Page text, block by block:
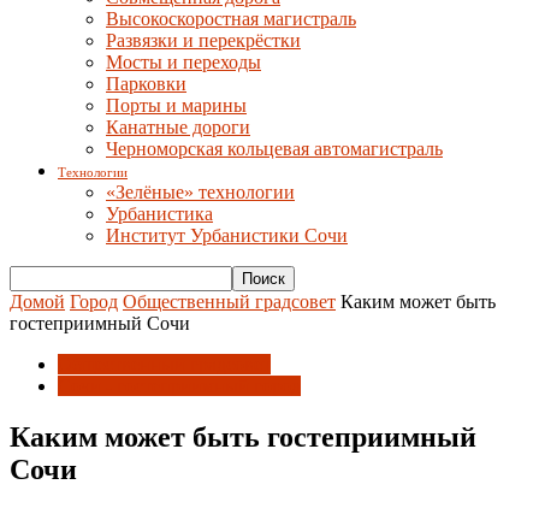
Высокоскоростная магистраль
Развязки и перекрёстки
Мосты и переходы
Парковки
Порты и марины
Канатные дороги
Черноморская кольцевая автомагистраль
Технологии
«Зелёные» технологии
Урбанистика
Институт Урбанистики Сочи
Домой Город Общественный градсовет Каким может быть
гостеприимный Сочи
Каким может быть гостеприимный
Сочи